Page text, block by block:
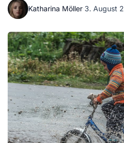
Katharina Möller·3. August